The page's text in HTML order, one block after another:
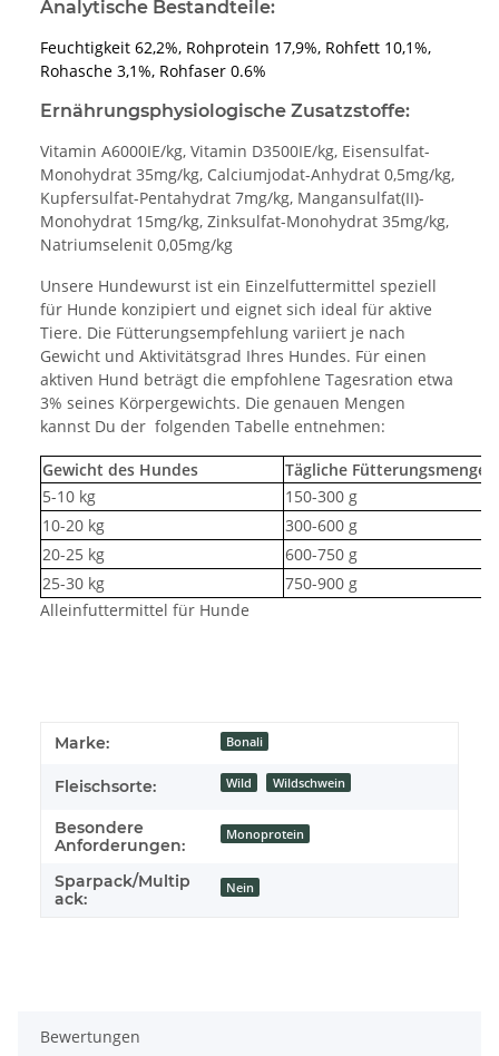
Analytische Bestandteile:
Feuchtigkeit 62,2%, Rohprotein 17,9%, Rohfett 10,1%,
Rohasche 3,1%, Rohfaser 0.6%
Ernährungsphysiologische Zusatzstoffe:
Vitamin A6000IE/kg, Vitamin D3500IE/kg, Eisensulfat-
Monohydrat 35mg/kg, Calciumjodat-Anhydrat 0,5mg/kg,
Kupfersulfat-Pentahydrat 7mg/kg, Mangansulfat(II)-
Monohydrat 15mg/kg, Zinksulfat-Monohydrat 35mg/kg,
Natriumselenit 0,05mg/kg
Unsere Hundewurst ist ein Einzelfuttermittel speziell
für Hunde konzipiert und eignet sich ideal für aktive
Tiere. Die Fütterungsempfehlung variiert je nach
Gewicht und Aktivitätsgrad Ihres Hundes. Für einen
aktiven Hund beträgt die empfohlene Tagesration etwa
3% seines Körpergewichts. Die genauen Mengen
kannst Du der folgenden Tabelle entnehmen:
Gewicht des Hundes
Tägliche Fütterungsmenge
5-10 kg
150-300 g
10-20 kg
300-600 g
20-25 kg
600-750 g
25-30 kg
750-900 g
Alleinfuttermittel für Hunde
Marke: Bonali
Fleischsorte: Wild Wildschwein
Besondere
Anforderungen:
Monoprotein
Sparpack/Multip
ack:
Nein
Bewertungen